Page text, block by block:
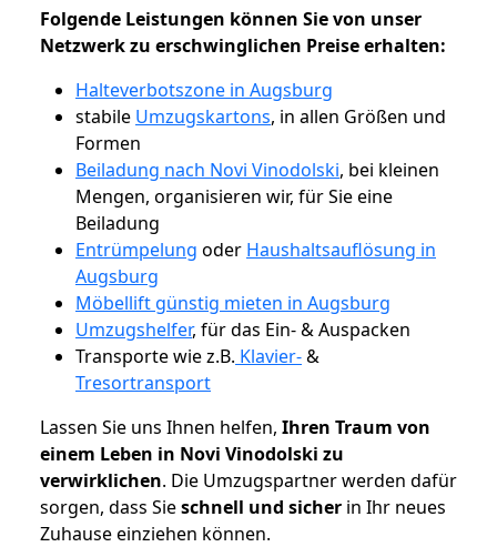
Folgende Leistungen können Sie von unser
Netzwerk zu erschwinglichen Preise erhalten:
Halteverbotszone in Augsburg
stabile Umzugskartons, in allen Größen und
Formen
Beiladung nach Novi Vinodolski, bei kleinen
Mengen, organisieren wir, für Sie eine
Beiladung
Entrümpelung oder Haushaltsauflösung in
Augsburg
Möbellift günstig mieten in Augsburg
Umzugshelfer, für das Ein- & Auspacken
Transporte wie z.B. Klavier-&
Tresortransport
Lassen Sie uns Ihnen helfen, Ihren Traum von
einem Leben in Novi Vinodolski zu
verwirklichen. Die Umzugspartner werden dafür
sorgen, dass Sieschnell und sicher in Ihr neues
Zuhause einziehen können.